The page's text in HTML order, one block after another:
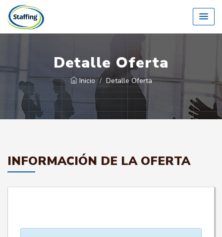
Detalle Oferta
Inicio Detalle Oferta
INFORMACIÓN DE LA OFERTA